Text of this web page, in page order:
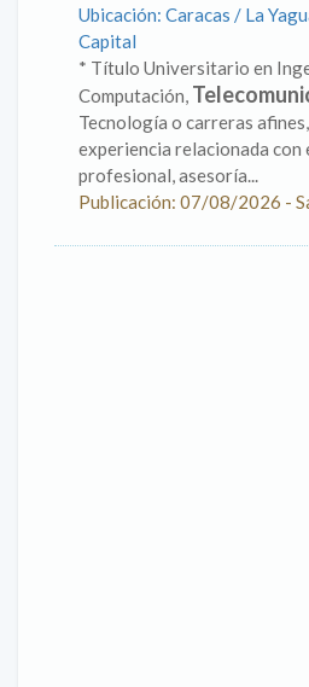
Ubicación: Caracas / La
Capital
* Título Universitario en
Computación,
Tecnología o carreras
experiencia relacionada con
profesional, asesoría...
Publicación: 07/08/2026 -